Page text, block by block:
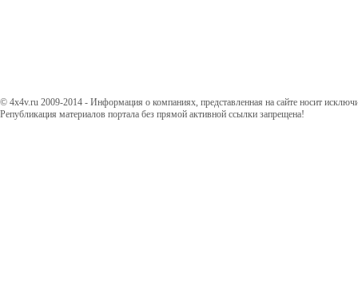
© 4x4v.ru 2009-2014 - Информация о компаниях, представленная на сайте носит
Републикация материалов портала без прямой активной ссылки запрещена!